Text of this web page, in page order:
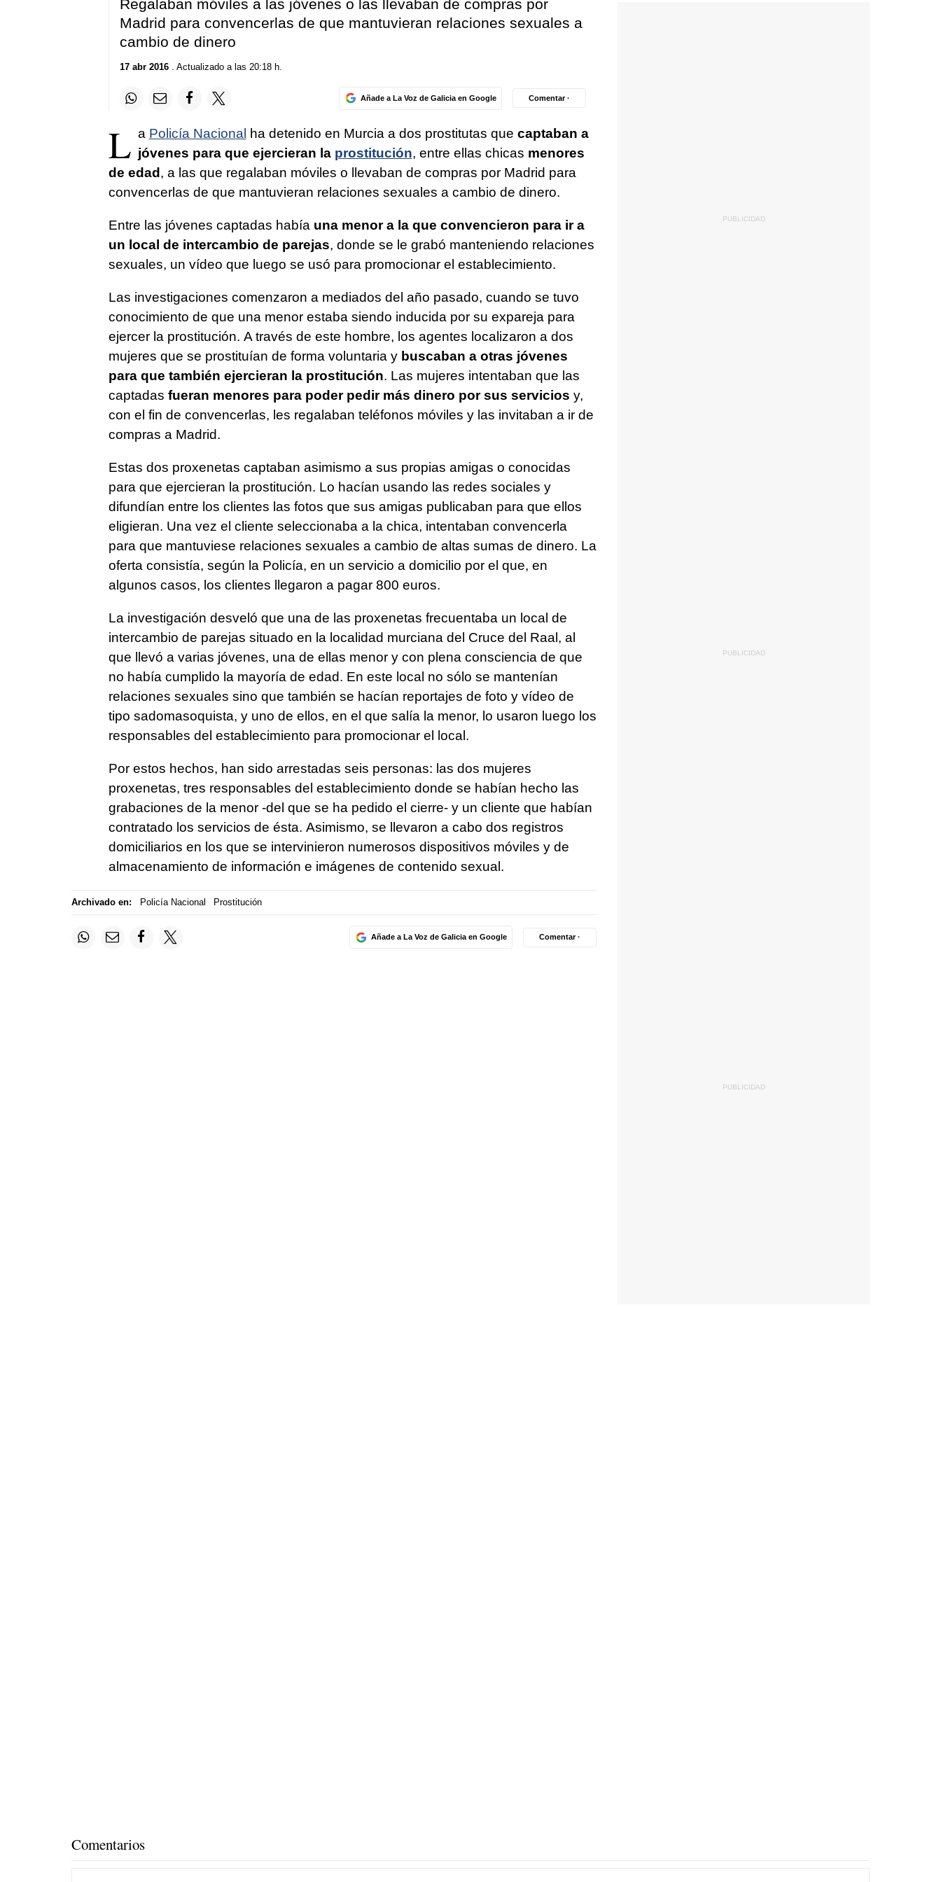
Regalaban móviles a las jóvenes o las llevaban de compras por
Madrid para convencerlas de que mantuvieran relaciones sexuales a
cambio de dinero
17 abr 2016. Actualizado a las 20:18 h.
Añade a La Voz de Galicia en Google Comentar ·
L a Policía Nacional ha detenido en Murcia a dos prostitutas que captaban a
jóvenes para que ejercieran la prostitución, entre ellas chicas menores
de edad, a las que regalaban móviles o llevaban de compras por Madrid para
convencerlas de que mantuvieran relaciones sexuales a cambio de dinero.
Entre las jóvenes captadas había una menor a la que convencieron para ir a
un local de intercambio de parejas, donde se le grabó manteniendo relaciones
sexuales, un vídeo que luego se usó para promocionar el establecimiento.
Las investigaciones comenzaron a mediados del año pasado, cuando se tuvo
conocimiento de que una menor estaba siendo inducida por su expareja para
ejercer la prostitución. A través de este hombre, los agentes localizaron a dos
mujeres que se prostituían de forma voluntaria y buscaban a otras jóvenes
para que también ejercieran la prostitución. Las mujeres intentaban que las
captadas fueran menores para poder pedir más dinero por sus servicios y,
con el fin de convencerlas, les regalaban teléfonos móviles y las invitaban a ir de
compras a Madrid.
Estas dos proxenetas captaban asimismo a sus propias amigas o conocidas
para que ejercieran la prostitución. Lo hacían usando las redes sociales y
difundían entre los clientes las fotos que sus amigas publicaban para que ellos
eligieran. Una vez el cliente seleccionaba a la chica, intentaban convencerla
para que mantuviese relaciones sexuales a cambio de altas sumas de dinero. La
oferta consistía, según la Policía, en un servicio a domicilio por el que, en
algunos casos, los clientes llegaron a pagar 800 euros.
La investigación desveló que una de las proxenetas frecuentaba un local de
intercambio de parejas situado en la localidad murciana del Cruce del Raal, al
que llevó a varias jóvenes, una de ellas menor y con plena consciencia de que
no había cumplido la mayoría de edad. En este local no sólo se mantenían
relaciones sexuales sino que también se hacían reportajes de foto y vídeo de
tipo sadomasoquista, y uno de ellos, en el que salía la menor, lo usaron luego los
responsables del establecimiento para promocionar el local.
Por estos hechos, han sido arrestadas seis personas: las dos mujeres
proxenetas, tres responsables del establecimiento donde se habían hecho las
grabaciones de la menor -del que se ha pedido el cierre- y un cliente que habían
contratado los servicios de ésta. Asimismo, se llevaron a cabo dos registros
domiciliarios en los que se intervinieron numerosos dispositivos móviles y de
almacenamiento de información e imágenes de contenido sexual.
Archivado en: Policía Nacional Prostitución
Añade a La Voz de Galicia en Google Comentar ·
Comentarios